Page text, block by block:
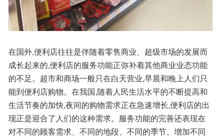
在国外,便利店往往是伴随着零售商业、超级市场的发展而
成长起来的,便利店的服务功能正弥补着其他商业业态功能
的不足。超市和商场一般只在白天营业,早晨和晚上人们只
能到便利店购物。在我国,随着人民生活水平的不断提高和
生活节奏的加快,夜间的购物需求正在急速增长,便利店的出
现正是迎合了人们的这种需求。服务功能的完善还表现在
对不同的顾客需求、不同的地段、不同的季节、增加不同